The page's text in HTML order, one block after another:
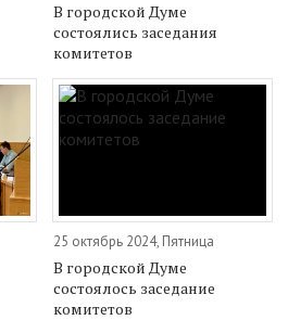
В городской Думе
состоялись заседания
комитетов
25 октябрь 2024, Пятница
В городской Думе
состоялось заседание
комитетов